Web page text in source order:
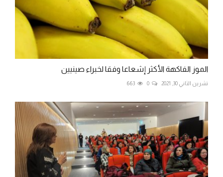
الموز الفاكهة الأكثر إشعاعا وفقا لخبراء صينيين
تشرين الثاني 30, 2021 0
663